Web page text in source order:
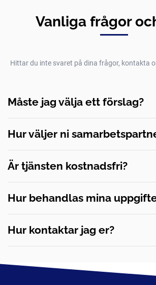
Vanliga frågor
Hittar du inte svaret på dina frågor, kontakta
Måste jag välja ett förslag?
Hur väljer ni
Är tjänsten kostnadsfri?
Hur behandlas mina
Hur kontaktar jag er?